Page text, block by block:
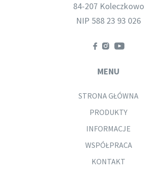
84-207 Koleczkowo
NIP 588 23 93 026
MENU
STRONA GŁÓWNA
PRODUKTY
INFORMACJE
WSPÓŁPRACA
KONTAKT